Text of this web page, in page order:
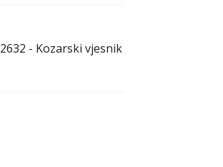
2632 - Kozarski vjesnik - 13.3.2026.